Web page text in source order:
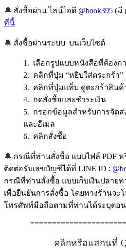
🔔 สั่งซื้อผ่าน ไลน์ไอดี @book395 (มี
ที่นี้
🔔 สั่งชื้อผ่านระบบ บนเว็บไซต์
1. เลือกรูปแบบหนังสือที่ต้องก
2. คลิกที่ปุ่ม “หยิบใส่ตระกร้า”
3. คลิกที่ปุ่มแท็บ ดูตะกร้าสินค้
4. กดสั่งซื้อและชำระเงิน
5. กรอกข้อมูลสำหรับการจัดส่
และอีเมล
6. คลิกสั่งซื้อ
🔔 กรณีที่ท่านสั่งซื้อ แบบไฟล์ PDF ห
ติดต่อรับเลขบัญชีได้ที่ LINE ID :
กรณีที่ท่านสั่งซื้อ แบบเก็บเงินปลายท
เพื่อยืนยันการสั่งซื้อ โดยทางร้านจะ
โทรศัพท์มือถือตามที่ท่านได้ระบุตอ
คลิกหรือแสกนที่